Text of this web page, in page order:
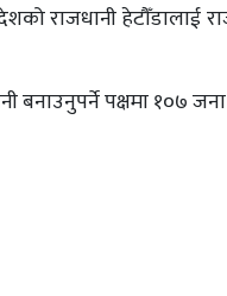
राजधानी हेटौँडालाई
बनाउनुपर्ने पक्षमा १०७